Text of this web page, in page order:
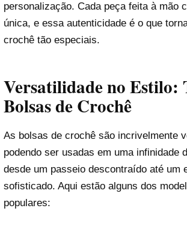
personalização. Cada peça feita à mão
única, e essa autenticidade é o que
crochê tão especiais.
Versatilidade no Estilo:
Bolsas de Crochê
As bolsas de crochê são incrivelmente
podendo ser usadas em uma infinidade
desde um passeio descontraído até um
sofisticado. Aqui estão alguns dos
populares: